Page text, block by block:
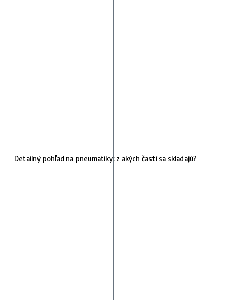
Detailný pohľad na pneumatiky: z akých častí sa skladajú?